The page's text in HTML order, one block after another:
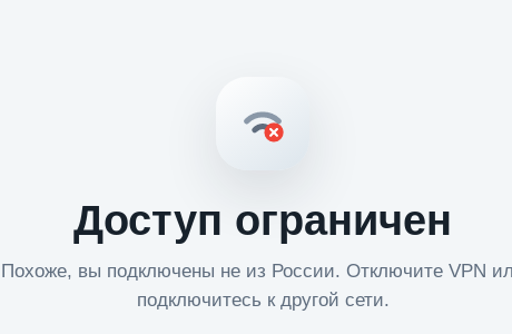
Доступ ограничен
Похоже, вы подключены не из России. Отключите VPN
подключитесь к другой сети.